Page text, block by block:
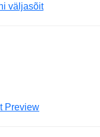
väljasõit
Preview